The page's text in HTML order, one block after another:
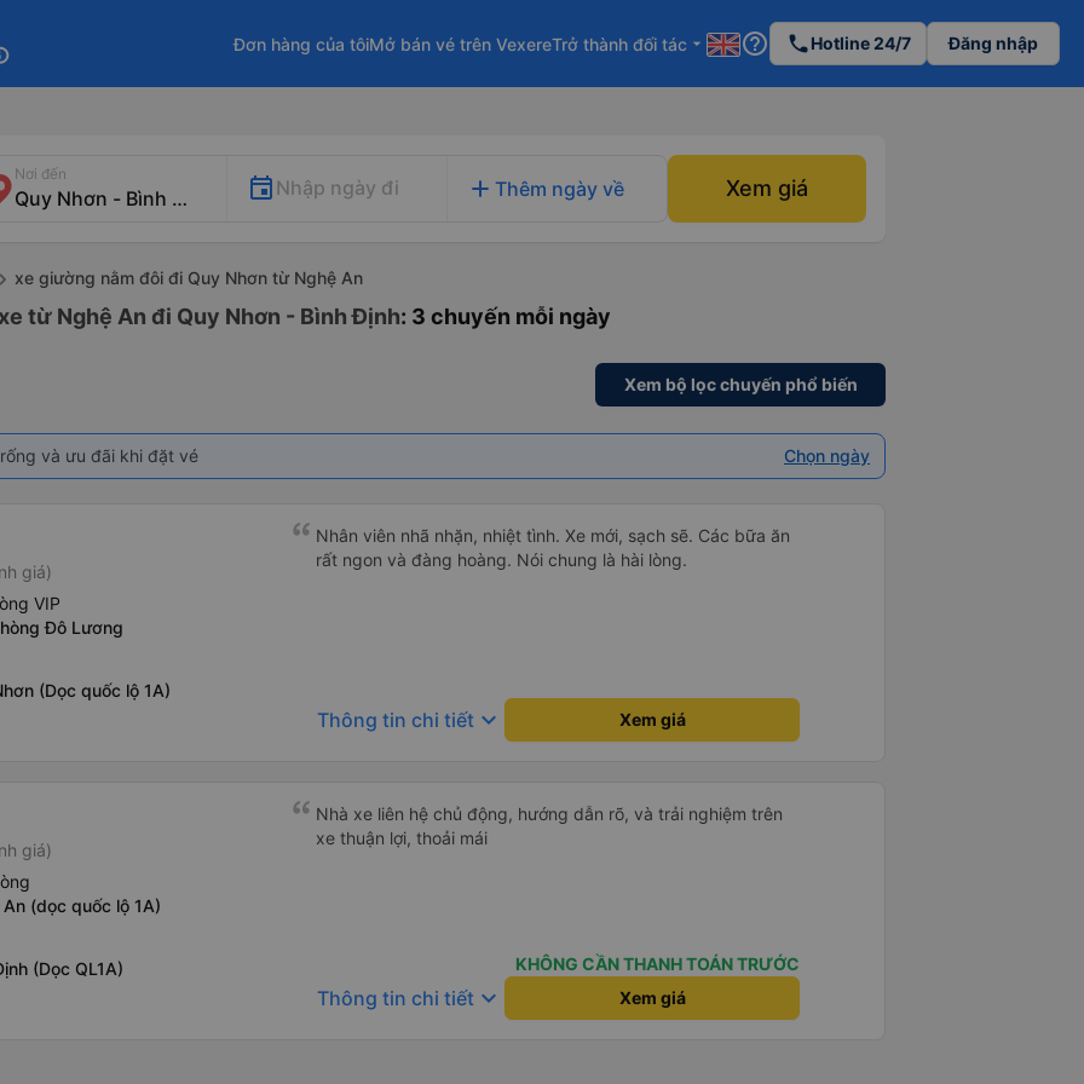
Đơn hàng của tôiMở bán vé trên VexereTrở thành đối tác arrow_drop_down help_outline phoneHotline 24/7 Đăng nhập
Nơi đến
Nhập ngày đi add Thêm ngày về Xem giá
xe giường nằm đôi đi Quy Nhơn từ Nghệ An
từ Nghệ An đi Quy Nhơn - Bình Định: 3 chuyến mỗi ngày
Xem bộ lọc chuyến phổ biến
và ưu đãi khi đặt vé Chọn ngày
giá)
VIP
Đô Lương
(Dọc quốc lộ 1A)
Nhân viên nhã nhặn, nhiệt tình. Xe mới, sạch sẽ. Các bữa ăn
rất ngon và đàng hoàng. Nói chung là hài lòng.
Thông tin chi tiết keyboard_arrow_down Xem giá
giá)
(dọc quốc lộ 1A)
(Dọc QL1A)
Nhà xe liên hệ chủ động, hướng dẫn rõ, và trải nghiệm trên
xe thuận lợi, thoải mái
KHÔNG CẦN THANH TOÁN TRƯỚC
Thông tin chi tiết keyboard_arrow_down Xem giá